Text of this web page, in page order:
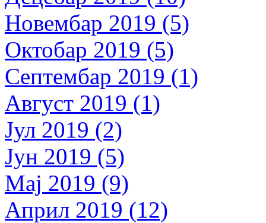
Новембар 2019 (5)
Октобар 2019 (5)
Септембар 2019 (1)
Август 2019 (1)
Јул 2019 (2)
Јун 2019 (5)
Мај 2019 (9)
Април 2019 (12)